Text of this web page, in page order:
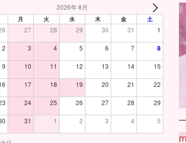
2026年 8月
月 火 水 木 金 土
27 28 29 30 31 1
2 3 4 5 6 7 8
9 10 11 12 13 14 15
17 18 19 20 21 22
24 25 26 27 28 29
31 1 2 3 4 5